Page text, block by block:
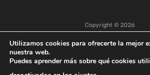
Copyright © 2026
Utilizamos cookies para ofrecerte la mejor
nuestra web.
Puedes aprender más sobre qué cookies